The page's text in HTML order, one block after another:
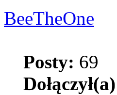
BeeTheOne
Posty: 69